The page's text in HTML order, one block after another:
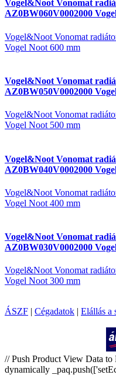
Vogel&Noot Vonomat
AZ0BW060V0002000
Vogel&Noot Vonomat
Vogel Noot 600 mm
Vogel&Noot Vonomat
AZ0BW050V0002000
Vogel&Noot Vonomat
Vogel Noot 500 mm
Vogel&Noot Vonomat
AZ0BW040V0002000
Vogel&Noot Vonomat
Vogel Noot 400 mm
Vogel&Noot Vonomat
AZ0BW030V0002000
Vogel&Noot Vonomat
Vogel Noot 300 mm
ÁSZF | Cégadatok | Elállás a
// Push Product View Data to
dynamically